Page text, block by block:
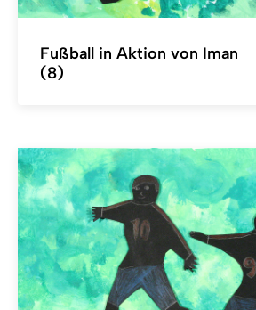
Fußball in Aktion von Iman
(8)